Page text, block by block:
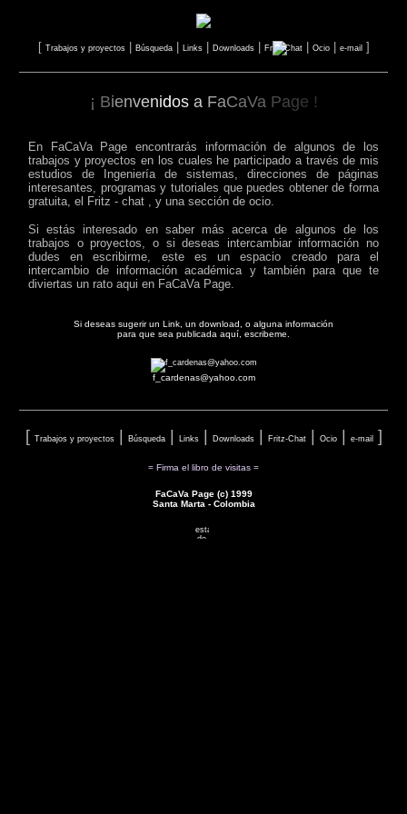
[ Trabajos y proyectos| Búsqueda| Links| Downloads| Fritz-Chat| Ocio| e-mail]
¡ Bienvenidos a FaCaVa Page !
En FaCaVa Page encontrarás información de algunos de los
trabajos y proyectos en los cuales he participado a través de mis
estudios de Ingeniería de sistemas, direcciones de páginas
interesantes, programas y tutoriales que puedes obtener de forma
gratuita, el Fritz - chat , y una sección de ocio.
Si estás interesado en saber más acerca de algunos de los
trabajos o proyectos, o si deseas intercambiar información no
dudes en escribirme, este es un espacio creado para el
intercambio de información académica y también para que te
diviertas un rato aqui en FaCaVa Page.
Si deseas sugerir un Link, un download, o alguna información
para que sea publicada aquí, escribeme.
f_cardenas@yahoo.com
[ Trabajos y proyectos| Búsqueda| Links| Downloads| Fritz-Chat| Ocio| e-mail]
= Firma el libro de visitas =
FaCaVa Page (c) 1999
Santa Marta - Colombia